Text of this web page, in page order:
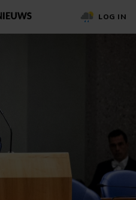
LOG IN